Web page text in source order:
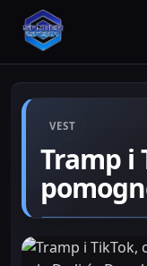
VEST
Tramp i